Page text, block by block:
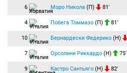
6 Моро Никола (П) 81′
4 Побега Томмазо (П) 81′
10 Бернардески Федерико (Н)
7 Орсолини Риккардо (Н) 75′
9 Кастро Сантьяго (Н) 82′